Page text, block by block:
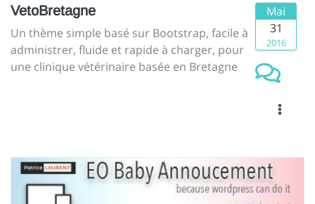
VetoBretagne
Un thème simple basé sur Bootstrap, facile à
administrer, fluide et rapide à charger, pour
une clinique vétérinaire basée en Bretagne
Mai
31
2016